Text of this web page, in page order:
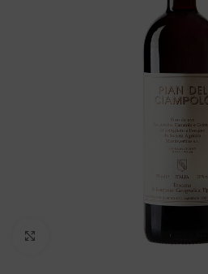
Clicca per ingrandire